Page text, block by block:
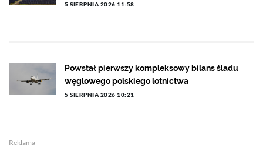
5 SIERPNIA 2026 11:58
Powstał pierwszy kompleksowy bilans śladu
węglowego polskiego lotnictwa
5 SIERPNIA 2026 10:21
Reklama